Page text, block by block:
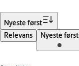
Nyeste først
Relevans
Nyeste først